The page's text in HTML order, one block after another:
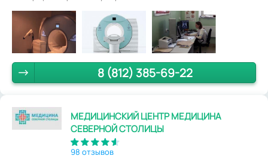
8 (812) 385-69-22
МЕДИЦИНСКИЙ ЦЕНТР МЕДИЦИНА
СЕВЕРНОЙ СТОЛИЦЫ
98 отзывов